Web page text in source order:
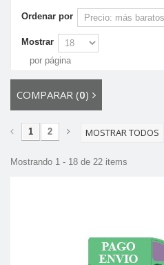
Ordenar por
Mostrar
por página
COMPARAR (0)
MOSTRAR TODOS
1 2
Mostrando 1 - 18 de 22 items